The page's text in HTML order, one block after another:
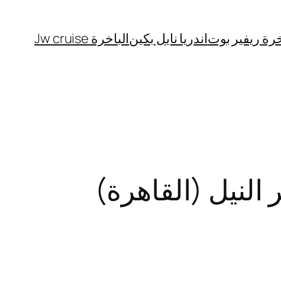
ريفير بوتاندريا نايل بكينالباخرة Jw cruise
(القاهرة)